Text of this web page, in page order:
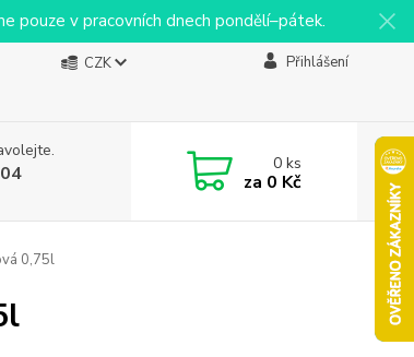
pouze v pracovních dnech pondělí–pátek.
CZK Přihlášení
0ks
za 0 Kč
0,75l